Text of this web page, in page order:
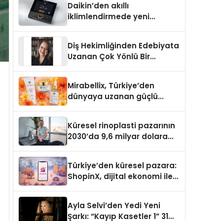
Daikin’den akıllı
iklimlendirmede yeni
Diş Hekimliğinden Edebiyata
Uzanan Çok Yönlü Bir
Mirabellix, Türkiye’den
dünyaya uzanan güçlü
Küresel rinoplasti pazarının
2030’da 9,6 milyar dolara
Türkiye’den küresel pazara:
ShopinX, dijital ekonomi ile
Ayla Selvi’den Yedi Yeni
Şarkı: “Kayıp Kasetler 1” 31